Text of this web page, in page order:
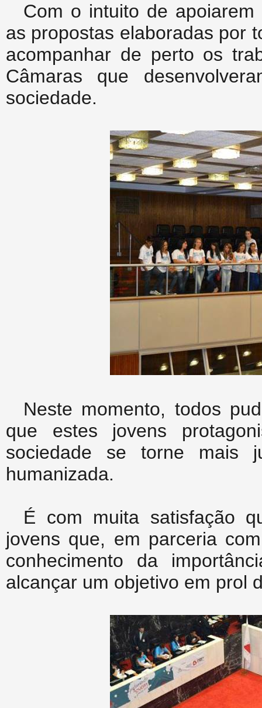
Com o intuito de
as propostas elaboradas por
acompanhar de perto os
Câmaras que
sociedade.
Neste momento, todos
que estes jovens
sociedade se torne mais
humanizada.
É com muita satisfação
jovens que, em parceria
conhecimento da
alcançar um objetivo em prol